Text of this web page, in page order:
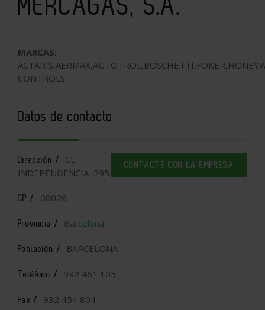
MARCAS:
CONTROLS
Datos de contacto
CONTACTE CON LA EMPRESA
Dirección /
CL.
INDEPENDENCIA ,295
CP / 08026
Provincia / Barcelona
Población / BARCELONA
Teléfono / 932 461 105
Fax / 932 454 804